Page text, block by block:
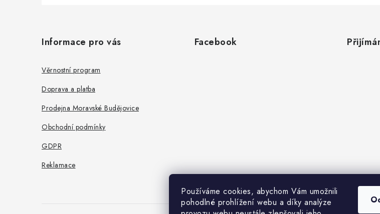
Používáme cookies, abychom Vám umožnili
pohodlné prohlížení webu a díky analýze
Informace pro vás
Věrnostní program
Doprava a platba
Prodejna Moravské Budějovice
Obchodní podmínky
GDPR
Reklamace
Facebook